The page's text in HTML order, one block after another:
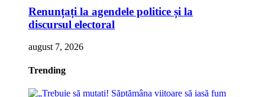
Renunțați la agendele politice și la
discursul electoral
august 7, 2026
Trending